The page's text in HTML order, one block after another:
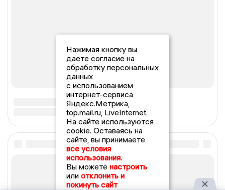
Нажимая кнопку вы
даете согласие на
обработку персональных
данных
с использованием
интернет-сервиса
Яндекс.Метрика,
top.mail.ru, LiveInternet.
На сайте используются
cookie. Оставаясь на
сайте, вы принимаете
все условия
использования.
Вы можете настроить
или отклонить и
покинуть сайт